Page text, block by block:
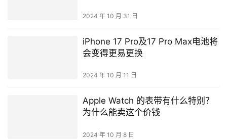
2024 年 10 月 31 日
iPhone 17 Pro及17 Pro Max电池将
会变得更易更换
2024 年 10 月 11 日
Apple Watch 的表带有什么特别？
为什么能卖这个价钱
2024 年 10 月 8 日